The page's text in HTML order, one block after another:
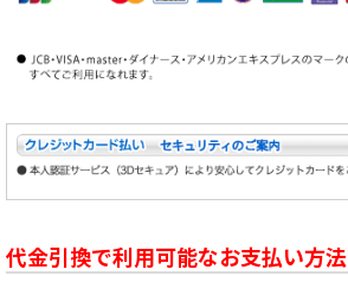
代金引換で利用可能なお支払い方